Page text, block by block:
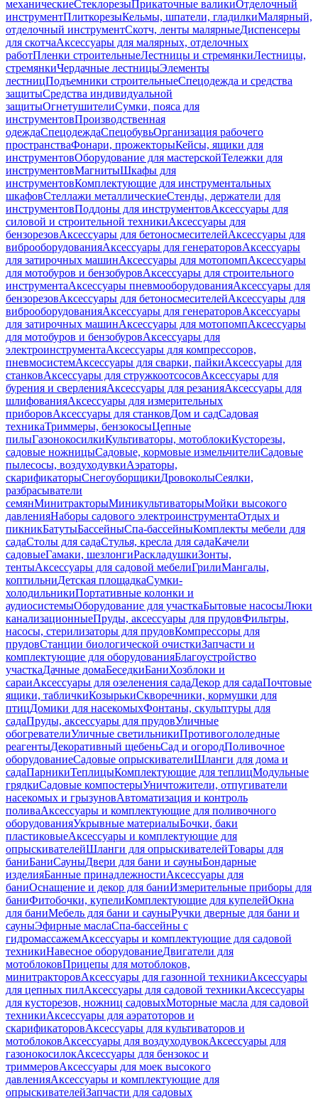
механическиеСтеклорезыПрикаточные валикиОтделочный
инструментПлиткорезыКельмы, шпатели, гладилкиМалярный,
отделочный инструментСкотч, ленты малярныеДиспенсеры
для скотчаАксессуары для малярных, отделочных
работПленки строительныеЛестницы и стремянкиЛестницы,
стремянкиЧердачные лестницыЭлементы
лестницПодъемники строительныеСпецодежда и средства
защитыСредства индивидуальной
защитыОгнетушителиСумки, пояса для
инструментовПроизводственная
одеждаСпецодеждаСпецобувьОрганизация рабочего
пространстваФонари, прожекторыКейсы, ящики для
инструментовОборудование для мастерскойТележки для
инструментовМагнитыШкафы для
инструментовКомплектующие для инструментальных
шкафовСтеллажи металлическиеСтенды, держатели для
инструментовПоддоны для инструментовАксессуары для
силовой и строительной техникиАксессуары для
бензорезовАксессуары для бетоносмесителейАксессуары для
виброоборудованияАксессуары для генераторовАксессуары
для затирочных машинАксессуары для мотопомпАксессуары
для мотобуров и бензобуровАксессуары для строительного
инструментаАксессуары пневмооборудованияАксессуары для
бензорезовАксессуары для бетоносмесителейАксессуары для
виброоборудованияАксессуары для генераторовАксессуары
для затирочных машинАксессуары для мотопомпАксессуары
для мотобуров и бензобуровАксессуары для
электроинструментаАксессуары для компрессоров,
пневмосистемАксессуары для сварки, пайкиАксессуары для
станковАксессуары для стружкоотсосовАксессуары для
бурения и сверленияАксессуары для резанияАксессуары для
шлифованияАксессуары для измерительных
приборовАксессуары для станковДом и садСадовая
техникаТриммеры, бензокосыЦепные
пилыГазонокосилкиКультиваторы, мотоблокиКусторезы,
садовые ножницыСадовые, кормовые измельчителиСадовые
пылесосы, воздуходувкиАэраторы,
скарификаторыСнегоуборщикиДровоколыСеялки,
разбрасыватели
семянМинитракторыМиникультиваторыМойки высокого
давленияНаборы садового электроинструментаОтдых и
пикникБатутыБассейныСпа-бассейныКомплекты мебели для
садаСтолы для садаСтулья, кресла для садаКачели
садовыеГамаки, шезлонгиРаскладушкиЗонты,
тентыАксессуары для садовой мебелиГрилиМангалы,
коптильниДетская площадкаСумки-
холодильникиПортативные колонки и
аудиосистемыОборудование для участкаБытовые насосыЛюки
канализационныеПруды, аксессуары для прудовФильтры,
насосы, стерилизаторы для прудовКомпрессоры для
прудовСтанции биологической очисткиЗапчасти и
комплектующие для оборудованияБлагоустройство
участкаДачные домаБеседкиБаниХозблоки и
сараиАксессуары для озеленения садаДекор для садаПочтовые
ящики, табличкиКозырькиСкворечники, кормушки для
птицДомики для насекомыхФонтаны, скульптуры для
садаПруды, аксессуары для прудовУличные
обогревателиУличные светильникиПротивогололедные
реагентыДекоративный щебеньСад и огородПоливочное
оборудованиеСадовые опрыскивателиШланги для дома и
садаПарникиТеплицыКомплектующие для теплицМодульные
грядкиСадовые компостерыУничтожители, отпугиватели
насекомых и грызуновАвтоматизация и контроль
поливаАксессуары и комплектующие для поливочного
оборудованияУкрывные материалыБочки, баки
пластиковыеАксессуары и комплектующие для
опрыскивателейШланги для опрыскивателейТовары для
баниБаниСауныДвери для бани и сауныБондарные
изделияБанные принадлежностиАксессуары для
баниОснащение и декор для баниИзмерительные приборы для
баниФитобочки, купелиКомплектующие для купелейОкна
для баниМебель для бани и сауныРучки дверные для бани и
сауныЭфирные маслаСпа-бассейны с
гидромассажемАксессуары и комплектующие для садовой
техникиНавесное оборудованиеДвигатели для
мотоблоковПрицепы для мотоблоков,
минитракторовАксессуары для газонной техникиАксессуары
для цепных пилАксессуары для садовой техникиАксессуары
для кусторезов, ножниц садовыхМоторные масла для садовой
техникиАксессуары для аэратоторов и
скарификаторовАксессуары для культиваторов и
мотоблоковАксессуары для воздуходувокАксессуары для
газонокосилокАксессуары для бензокос и
триммеровАксессуары для моек высокого
давленияАксессуары и комплектующие для
опрыскивателейЗапчасти для садовых